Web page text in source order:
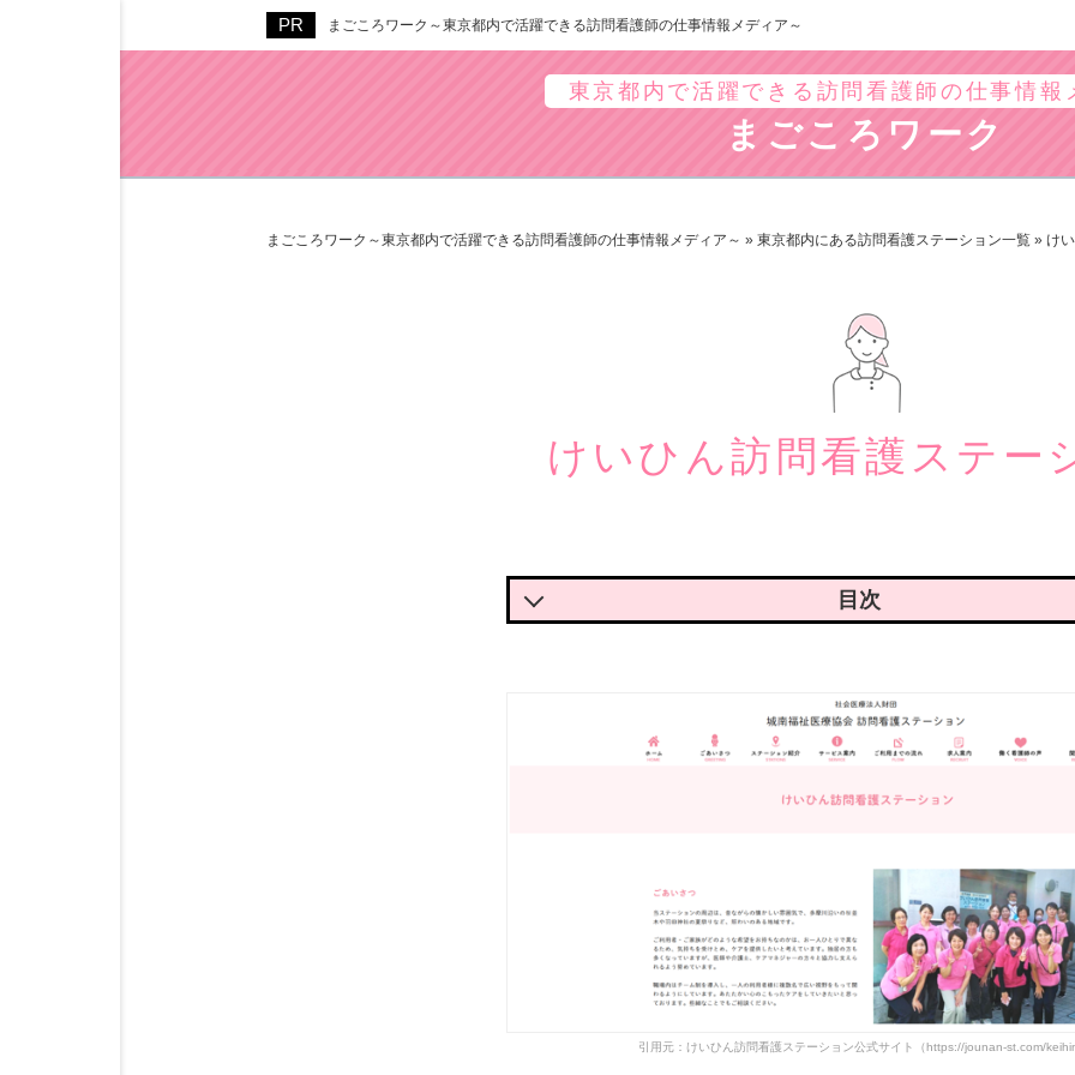
まごころワーク～東京都内で活躍できる訪問看護師の仕事情報メディア～
東京都内で活躍できる訪問看護師の仕事情報
まごころワーク
まごころワーク～東京都内で活躍できる訪問看護師の仕事情報メディア～ » 東京都内にある訪問看護ステーション一覧 » け
けいひん訪問看護ステー
けいひん訪問看護ステーションの基本情報
引用元：けいひん訪問看護ステーション公式サイト（https://jounan-st.com/